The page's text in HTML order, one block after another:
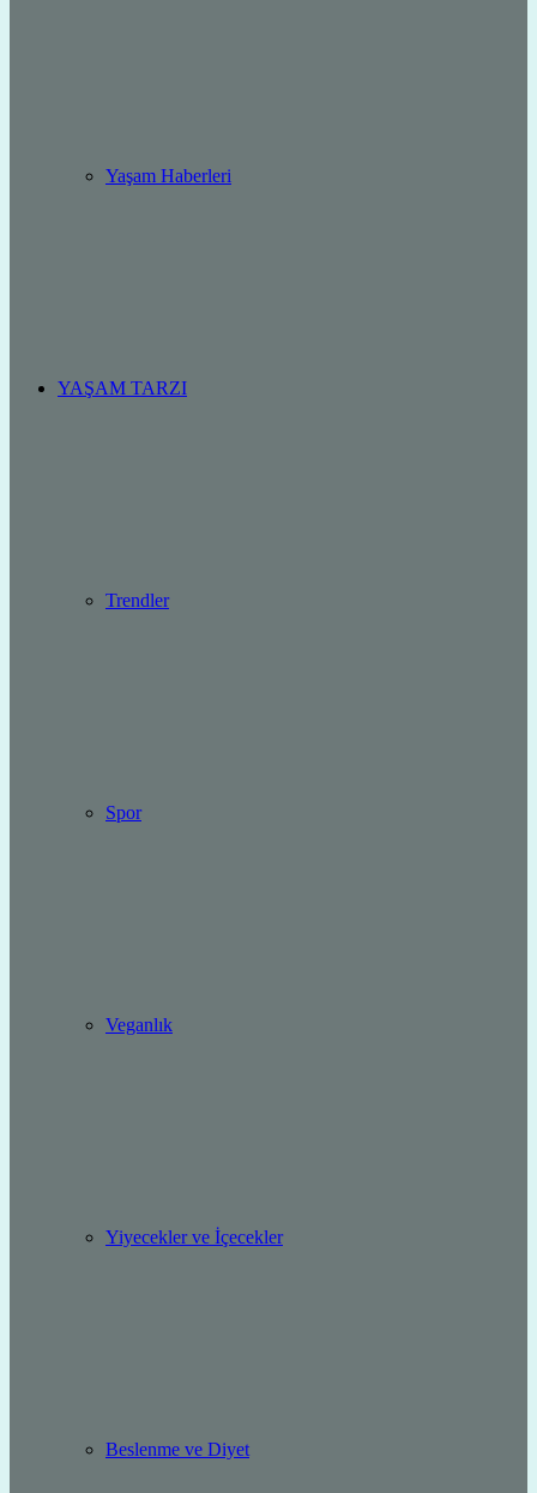
Yaşam Haberleri
YAŞAM TARZI
Trendler
Spor
Veganlık
Yiyecekler ve İçecekler
Beslenme ve Diyet